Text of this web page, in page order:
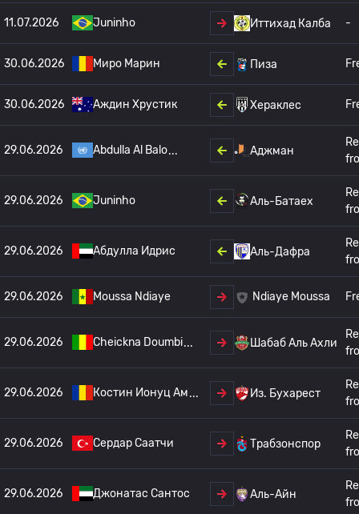
11.07.2026 Juninho Иттихад Калба -
30.06.2026 Миро Марин Пиза
30.06.2026 Аждин Хрустик Хераклес
29.06.2026 Abdulla Al Balo Аджман
29.06.2026 Juninho Аль-Батаех
29.06.2026 Абдулла Идрис Аль-Дафра
29.06.2026 Moussa Ndiaye Ndiaye Moussa
29.06.2026 Cheickna Doumbi Шабаб Аль Ахли
29.06.2026 Костин Ионуц Ам Из. Бухарест
29.06.2026 Сердар Саатчи Трабзонспор
29.06.2026 Джонатас Сантос Аль-Айн